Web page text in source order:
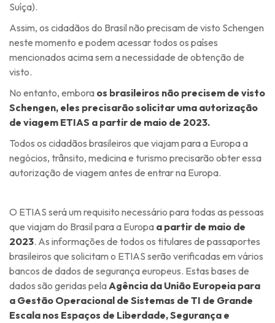
Suíça).
Assim, os cidadãos do Brasil não precisam de visto Schengen
neste momento e podem acessar todos os países
mencionados acima sem a necessidade de obtenção de
visto.
No entanto, embora os brasileiros não precisem de visto
Schengen, eles precisarão solicitar uma autorização
de viagem ETIAS a partir de maio de 2023.
Todos os cidadãos brasileiros que viajam para a Europa a
negócios, trânsito, medicina e turismo precisarão obter essa
autorização de viagem antes de entrar na Europa.
O ETIAS será um requisito necessário para todas as pessoas
que viajam do Brasil para a Europa a partir de maio de
2023. As informações de todos os titulares de passaportes
brasileiros que solicitam o ETIAS serão verificadas em vários
bancos de dados de segurança europeus. Estas bases de
dados são geridas pelaAgência da União Europeia para
a Gestão Operacional de Sistemas de TI de Grande
Escala nos Espaços de Liberdade, Segurança e